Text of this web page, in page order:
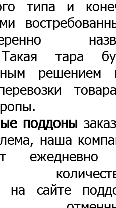
типа и
тара
решением
поддоны
наша
ежедневно
на сайте